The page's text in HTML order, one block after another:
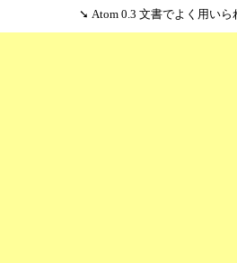
Atom 0.3 文書でよく用いら